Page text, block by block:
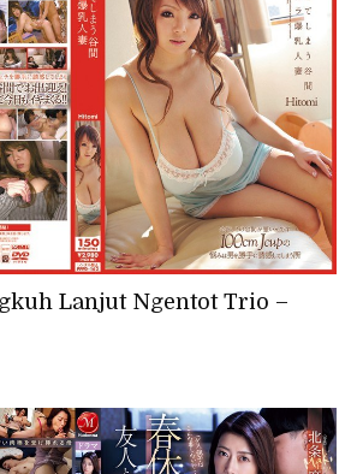
Lanjut Ngentot Trio –